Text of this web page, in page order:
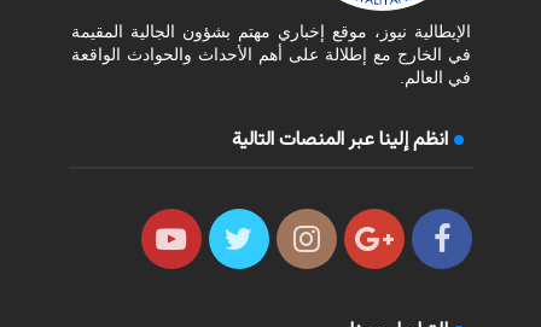
الإيطالية نيوز، موقع إخباري مهتم بشؤون الجالية المقيمة
في الخارج مع إطلالة على أهم الأحداث والحوادث الواقعة
في العالم.
انظم إلينا عبر المنصات التالية